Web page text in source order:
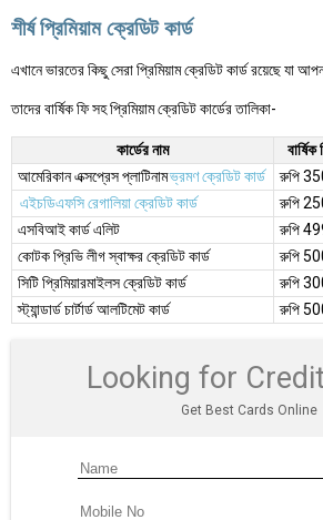
শীর্ষ প্রিমিয়াম ক্রেডিট কার্ড
এখানে ভারতের কিছু সেরা প্রিমিয়াম ক্রেডিট কার্ড রয়েছে যা
তাদের বার্ষিক ফি সহ প্রিমিয়াম ক্রেডিট কার্ডের তালিকা-
কার্ডের নাম
বার্ষিক
আমেরিকান এক্সপ্রেস প্লাটিনামভ্রমণ ক্রেডিট কার্ড
রুপি
এইচডিএফসি রেগালিয়া ক্রেডিট কার্ড
রুপি
এসবিআই কার্ড এলিট
রুপি
কোটক প্রিভি লীগ স্বাক্ষর ক্রেডিট কার্ড
রুপি
সিটি প্রিমিয়ারমাইলস ক্রেডিট কার্ড
রুপি
স্ট্যান্ডার্ড চার্টার্ড আলটিমেট কার্ড
রুপি
Looking for
Get Best Cards Online